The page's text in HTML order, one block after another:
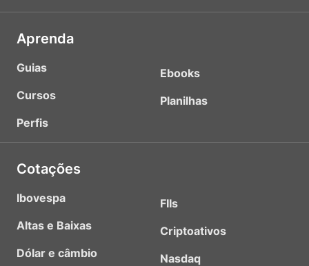
Aprenda
Guias
Cursos
Perfis
Ebooks
Planilhas
Cotações
Ibovespa
Altas e Baixas
Dólar e câmbio
FIIs
Criptoativos
Nasdaq